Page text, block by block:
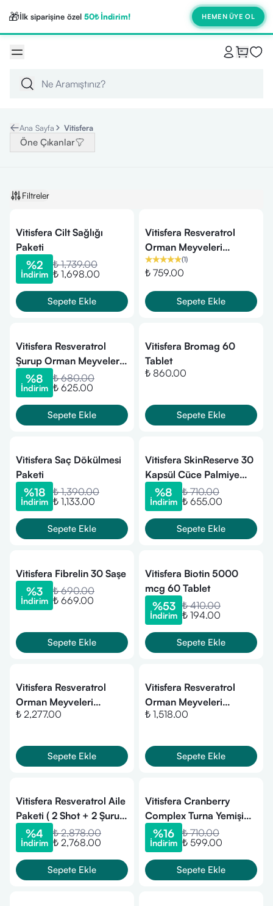
🎁İlk siparişine özel 50₺ İndirim! HEMEN ÜYE OL
Ana Sayfa Vitisfera
Öne Çıkanlar
Filtreler
Vitisfera Cilt Sağlığı
Paketi
%2
İndirim
₺ 1,739.00
₺ 1,698.00
Sepete Ekle
Vitisfera Resveratrol
Orman Meyveleri
Aromalı 25 ml 20 Shot
(1)
₺ 759.00
Sepete Ekle
Vitisfera Resveratrol
Şurup Orman Meyveleri
Aromalı 150 ml
%8
İndirim
₺ 680.00
₺ 625.00
Sepete Ekle
Vitisfera Bromag 60
Tablet
₺ 860.00
Sepete Ekle
Vitisfera Saç Dökülmesi
Paketi
%18
İndirim
₺ 1,390.00
₺ 1,133.00
Sepete Ekle
Vitisfera SkinReserve 30
Kapsül Cüce Palmiye
Ekstresi Hayıt Ekstresi
Multivitamin
Multimineral
%8
İndirim
₺ 710.00
₺ 655.00
Sepete Ekle
Vitisfera Fibrelin 30 Saşe
%3
İndirim
₺ 690.00
₺ 669.00
Sepete Ekle
Vitisfera Biotin 5000
mcg 60 Tablet
%53
İndirim
₺ 410.00
₺ 194.00
Sepete Ekle
Vitisfera Resveratrol
Orman Meyveleri
Aromalı 3x25 ml 20 Shot
₺ 2,277.00
Sepete Ekle
Vitisfera Resveratrol
Orman Meyveleri
Aromalı 2x25 ml 20 Shot
₺ 1,518.00
Sepete Ekle
Vitisfera Resveratrol Aile
Paketi ( 2 Shot + 2 Şurup
%4
İndirim
₺ 2,878.00
₺ 2,768.00
Sepete Ekle
Vitisfera Cranberry
Complex Turna Yemişi
Ekstresi D-Mannoz
Probiyotik 30 Kapsül
%16
İndirim
₺ 710.00
₺ 599.00
Sepete Ekle